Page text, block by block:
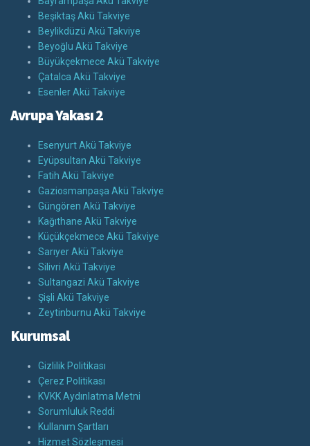
Beşiktaş Akü Takviye
Beylikdüzü Akü Takviye
Beyoğlu Akü Takviye
Büyükçekmece Akü Takviye
Çatalca Akü Takviye
Esenler Akü Takviye
Avrupa Yakası 2
Esenyurt Akü Takviye
Eyüpsultan Akü Takviye
Fatih Akü Takviye
Gaziosmanpaşa Akü Takviye
Güngören Akü Takviye
Kağıthane Akü Takviye
Küçükçekmece Akü Takviye
Sarıyer Akü Takviye
Silivri Akü Takviye
Sultangazi Akü Takviye
Şişli Akü Takviye
Zeytinburnu Akü Takviye
Kurumsal
Gizlilik Politikası
Çerez Politikası
KVKK Aydınlatma Metni
Sorumluluk Reddi
Kullanım Şartları
Hizmet Sözleşmesi